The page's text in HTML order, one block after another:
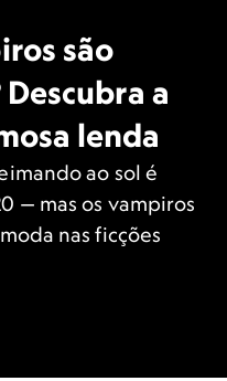
são
a
lenda
ao sol é
— mas os vampiros
nas ficções